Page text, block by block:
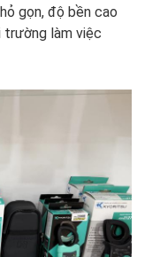
gọn, độ bền cao
trường làm việc